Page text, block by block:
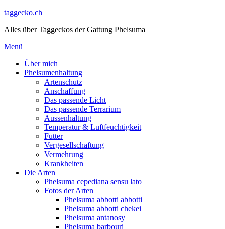
Direkt
Inhalt
taggecko.ch
Alles über Taggeckos der Gattung Phelsuma
Menü
Über mich
Phelsumenhaltung
Artenschutz
Anschaffung
Das passende Licht
Das passende Terrarium
Aussenhaltung
Temperatur & Luftfeuchtigkeit
Futter
Vergesellschaftung
Vermehrung
Krankheiten
Die Arten
Phelsuma cepediana sensu lato
Fotos der Arten
Phelsuma abbotti abbotti
Phelsuma abbotti chekei
Phelsuma antanosy
Phelsuma barbouri